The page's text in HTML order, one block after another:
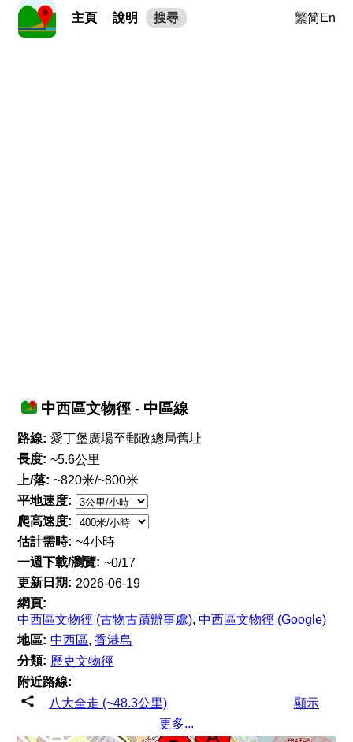
主頁 說明 搜尋 繁简En
中西區文物徑 - 中區線
路線: 愛丁堡廣場至郵政總局舊址
長度: ~5.6公里
上/落: ~820米/~800米
平地速度:
爬高速度:
估計需時: ~4小時
一週下載/瀏覽: ~0/17
更新日期: 2026-06-19
網頁:
中西區文物徑 (古物古蹟辦事處),中西區文物徑 (Google)
地區: 中西區,香港島
分類: 歷史文物徑
附近路線:
八大全走 (~48.3公里)
顯示
更多...